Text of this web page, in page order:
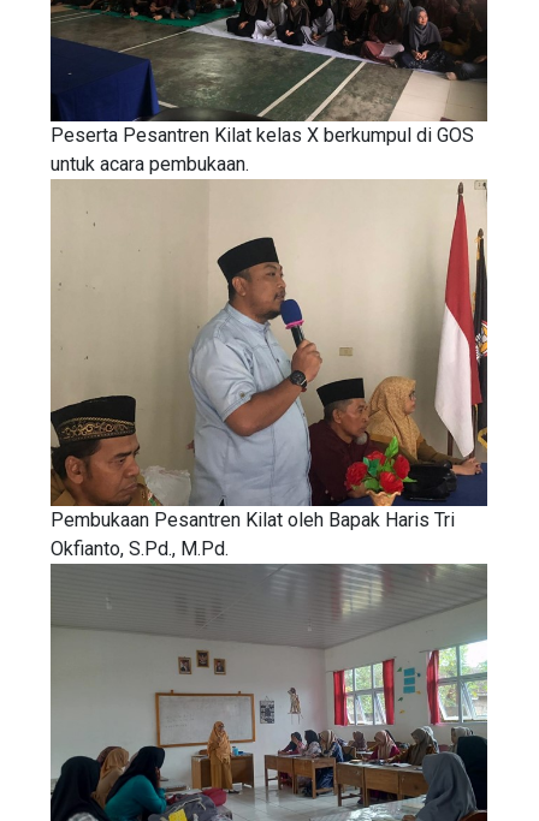
Peserta Pesantren Kilat kelas X berkumpul di GOS
untuk acara pembukaan.
Pembukaan Pesantren Kilat oleh Bapak Haris Tri
Okfianto, S.Pd., M.Pd.